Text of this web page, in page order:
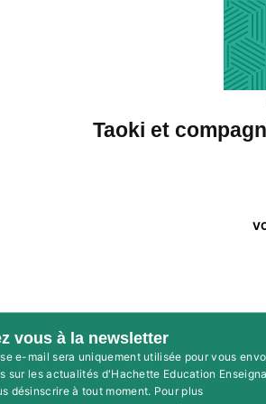
Taoki et
vous à la newsletter
e-mail sera uniquement utilisée pour vous
sur les actualités d'Hachette Education
désinscrire à tout moment. Pour plus